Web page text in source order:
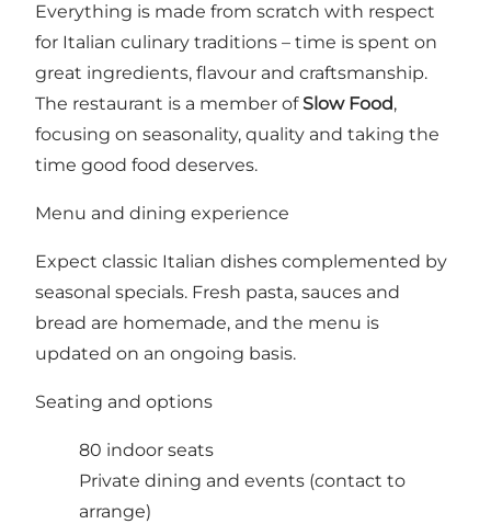
Everything is made from scratch with respect
for Italian culinary traditions – time is spent on
great ingredients, flavour and craftsmanship.
The restaurant is a member ofSlow Food,
focusing on seasonality, quality and taking the
time good food deserves.
Menu and dining experience
Expect classic Italian dishes complemented by
seasonal specials. Fresh pasta, sauces and
bread are homemade, and the menu is
updated on an ongoing basis.
Seating and options
80 indoor seats
Private dining and events (contact to
arrange)